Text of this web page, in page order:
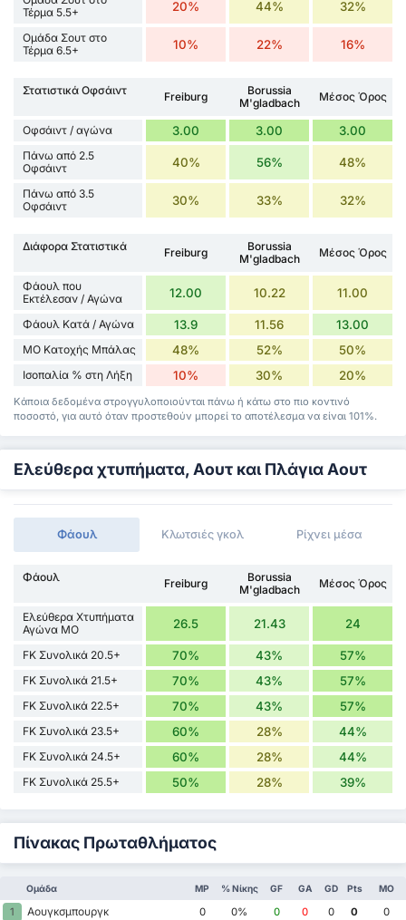
Τέρμα 5.5+
20% 44% 32%
Ομάδα Σουτ στο
Τέρμα 6.5+
10% 22% 16%
Στατιστικά Οφσάιντ Freiburg
Borussia
M'gladbach
Μέσος Όρος
Οφσάιντ / αγώνα 3.00 3.00 3.00
Πάνω από 2.5
Οφσάιντ
40% 56% 48%
Πάνω από 3.5
Οφσάιντ
30% 33% 32%
Διάφορα Στατιστικά Freiburg
Borussia
M'gladbach
Μέσος Όρος
Φάουλ που
Εκτέλεσαν / Αγώνα
12.00 10.22 11.00
Φάουλ Κατά / Αγώνα 13.9 11.56 13.00
ΜΟ Κατοχής Μπάλας 48% 52% 50%
Ισοπαλία % στη Λήξη 10% 30% 20%
Κάποια δεδομένα στρογγυλοποιούνται πάνω ή κάτω στο πιο κοντινό
ποσοστό, για αυτό όταν προστεθούν μπορεί το αποτέλεσμα να είναι 101%.
Ελεύθερα χτυπήματα, Αουτ και Πλάγια Αουτ
Φάουλ Κλωτσιές γκολ Ρίχνει μέσα
Φάουλ Freiburg
Borussia
M'gladbach
Μέσος Όρος
Ελεύθερα Χτυπήματα
Αγώνα ΜΟ
26.5 21.43 24
FK Συνολικά 20.5+ 70% 43% 57%
FK Συνολικά 21.5+ 70% 43% 57%
FK Συνολικά 22.5+ 70% 43% 57%
FK Συνολικά 23.5+ 60% 28% 44%
FK Συνολικά 24.5+ 60% 28% 44%
FK Συνολικά 25.5+ 50% 28% 39%
Πίνακας Πρωταθλήματος
Ομάδα MP % Νίκης GF GA GD Pts ΜΟ
1 Αουγκσμπουργκ 0 0% 0 0 0 0
0